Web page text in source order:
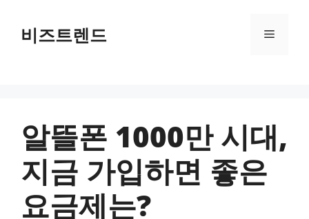
건너뛰기비즈트렌드 메뉴
알뜰폰 1000만 시대,
지금 가입하면 좋은
요금제는?